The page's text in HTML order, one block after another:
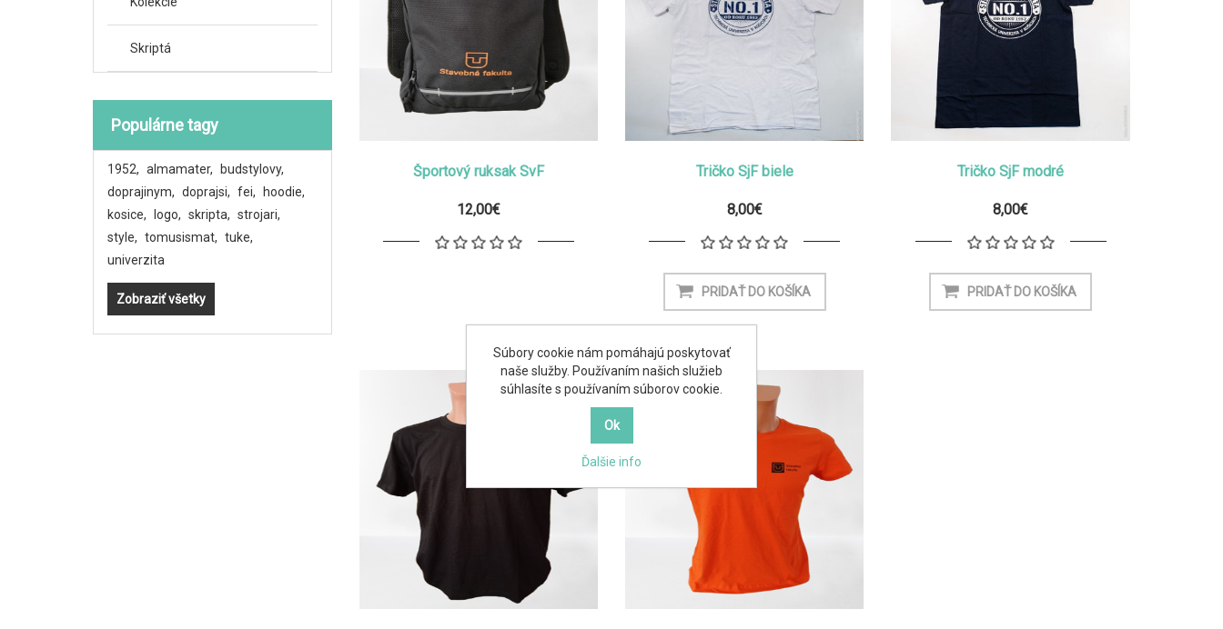
Skriptá
Populárne tagy
1952, almamater, budstylovy,
doprajinym, doprajsi, fei, hoodie,
kosice, logo, skripta, strojari,
style, tomusismat, tuke,
univerzita
Zobraziť všetky
Športový ruksak SvF
12,00€
Tričko SjF biele
8,00€
Tričko SjF modré
8,00€
Súbory cookie nám pomáhajú poskytovať
naše služby. Používaním našich služieb
súhlasíte s používaním súborov cookie.
Ďalšie info